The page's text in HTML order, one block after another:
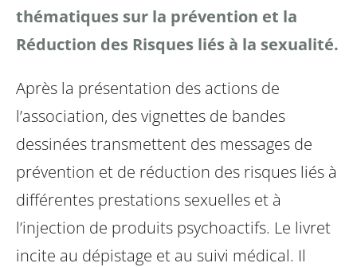
thématiques sur la prévention et la
Réduction des Risques liés à la sexualité.
Après la présentation des actions de
l’association, des vignettes de bandes
dessinées transmettent des messages de
prévention et de réduction des risques liés à
différentes prestations sexuelles et à
l’injection de produits psychoactifs. Le livret
incite au dépistage et au suivi médical. Il